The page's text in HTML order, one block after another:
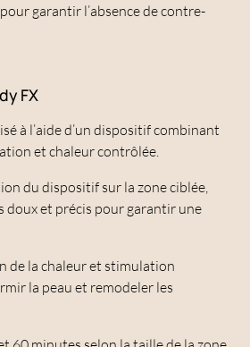
garantir l’absence de contre-
FX
à l’aide d’un dispositif combinant
et chaleur contrôlée.
du dispositif sur la zone ciblée,
doux et précis pour garantir une
de la chaleur et stimulation
la peau et remodeler les